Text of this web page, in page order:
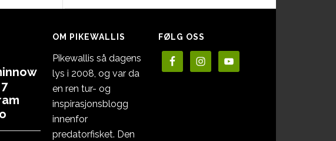
OM PIKEWALLIS
Pikewallis så dagens
lys i 2008, og var da
en ren tur- og
inspirasjonsblogg
innenfor
predatorfisket. Den
FØLG OSS